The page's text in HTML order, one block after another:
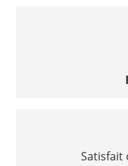
Satisfait